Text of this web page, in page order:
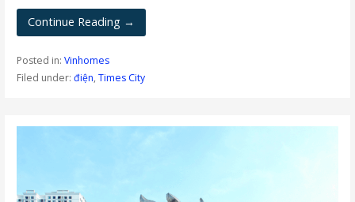
Continue Reading →
Posted in: Vinhomes
Filed under: điện, Times City